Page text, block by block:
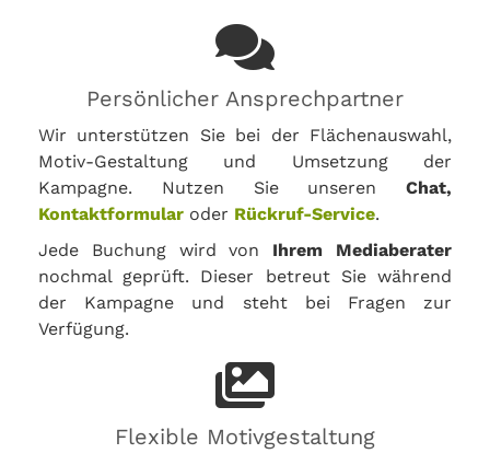
Persönlicher Ansprechpartner
Wir unterstützen Sie bei der Flächenauswahl,
Motiv-Gestaltung und Umsetzung der
Kampagne. Nutzen Sie unseren Chat,
Kontaktformular oder Rückruf-Service.
Jede Buchung wird von Ihrem Mediaberater
nochmal geprüft. Dieser betreut Sie während
der Kampagne und steht bei Fragen zur
Verfügung.
Flexible Motivgestaltung